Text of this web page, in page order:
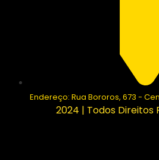
Endereço: Rua Bororos, 673 -
2024 | Todos Direitos